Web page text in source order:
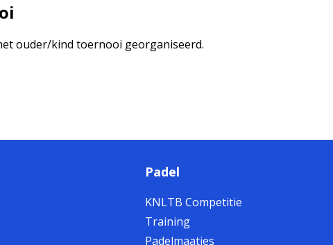
ouder/kind toernooi georganiseerd.
Padel
KNLTB Competitie
Training
Padelmaatjes